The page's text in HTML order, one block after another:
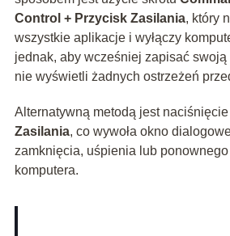
Control + Przycisk Zasilania, który
wszystkie aplikacje i wyłączy
jednak, aby wcześniej zapisać swoją
nie wyświetli żadnych ostrzeżeń
Alternatywną metodą jest naciśnięcie
Zasilania, co wywoła okno
zamknięcia, uśpienia lub
komputera.